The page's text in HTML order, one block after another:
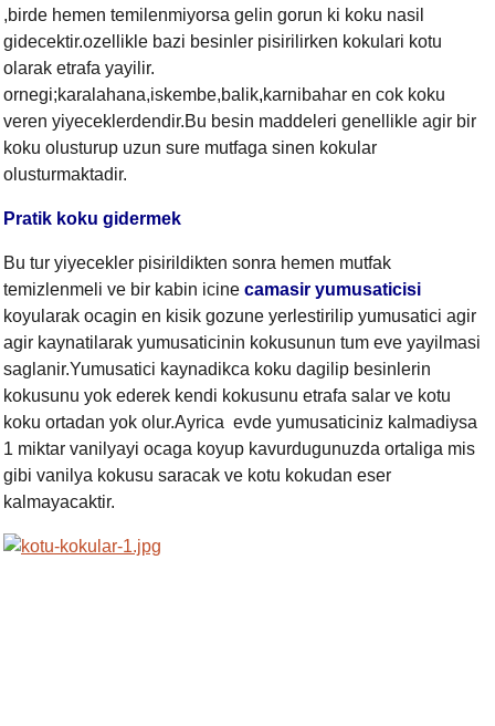
,birde hemen temilenmiyorsa gelin gorun ki koku nasil
gidecektir.ozellikle bazi besinler pisirilirken kokulari kotu
olarak etrafa yayilir.
ornegi;karalahana,iskembe,balik,karnibahar en cok koku
veren yiyeceklerdendir.Bu besin maddeleri genellikle agir bir
koku olusturup uzun sure mutfaga sinen kokular
olusturmaktadir.
Pratik koku gidermek
Bu tur yiyecekler pisirildikten sonra hemen mutfak
temizlenmeli ve bir kabin icine camasir yumusaticisi
koyularak ocagin en kisik gozune yerlestirilip yumusatici agir
agir kaynatilarak yumusaticinin kokusunun tum eve yayilmasi
saglanir.Yumusatici kaynadikca koku dagilip besinlerin
kokusunu yok ederek kendi kokusunu etrafa salar ve kotu
koku ortadan yok olur.Ayrica evde yumusaticiniz kalmadiysa
1 miktar vanilyayi ocaga koyup kavurdugunuzda ortaliga mis
gibi vanilya kokusu saracak ve kotu kokudan eser
kalmayacaktir.